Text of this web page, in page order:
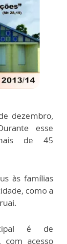
dezembro,
esse
de 45
às famílias
como a
é de
com acesso